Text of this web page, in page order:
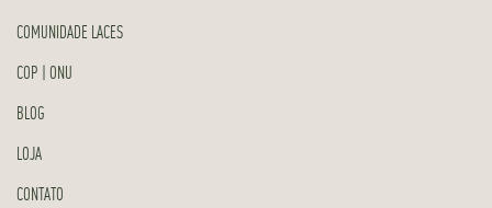
COMUNIDADE LACES
COP | ONU
BLOG
LOJA
CONTATO